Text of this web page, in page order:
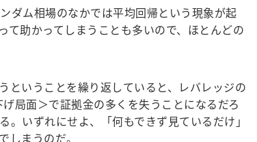
ダム相場のなかでは平均回帰という現象が起
て助かってしまうことも多いので、ほとんどの
いうことを繰り返していると、レバレッジの
局面＞で証拠金の多くを失うことになるだろ
いずれにせよ、「何もできず見ているだけ」
しまうのだ。